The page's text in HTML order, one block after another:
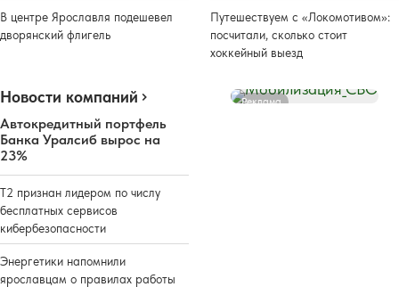
В центре Ярославля подешевел
дворянский флигель
Путешествуем с «Локомотивом»:
посчитали, сколько стоит
хоккейный выезд
Новости компаний
Автокредитный портфель
Банка Уралсиб вырос на
23%
Т2 признан лидером по числу
бесплатных сервисов
кибербезопасности
Энергетики напомнили
ярославцам о правилах работы
Реклама